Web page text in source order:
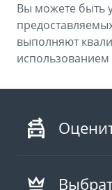
Вы можете быть
выполняют
использованием